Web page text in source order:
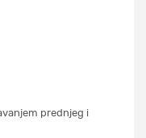
prednjeg i